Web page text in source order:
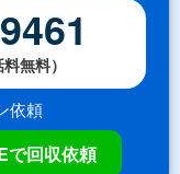
無料）
依頼
で回収依頼